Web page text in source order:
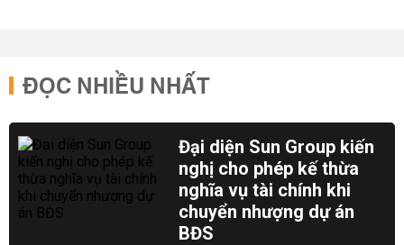
ĐỌC NHIỀU NHẤT
Đại diện Sun Group kiến
nghị cho phép kế thừa
nghĩa vụ tài chính khi
chuyển nhượng dự án
BĐS